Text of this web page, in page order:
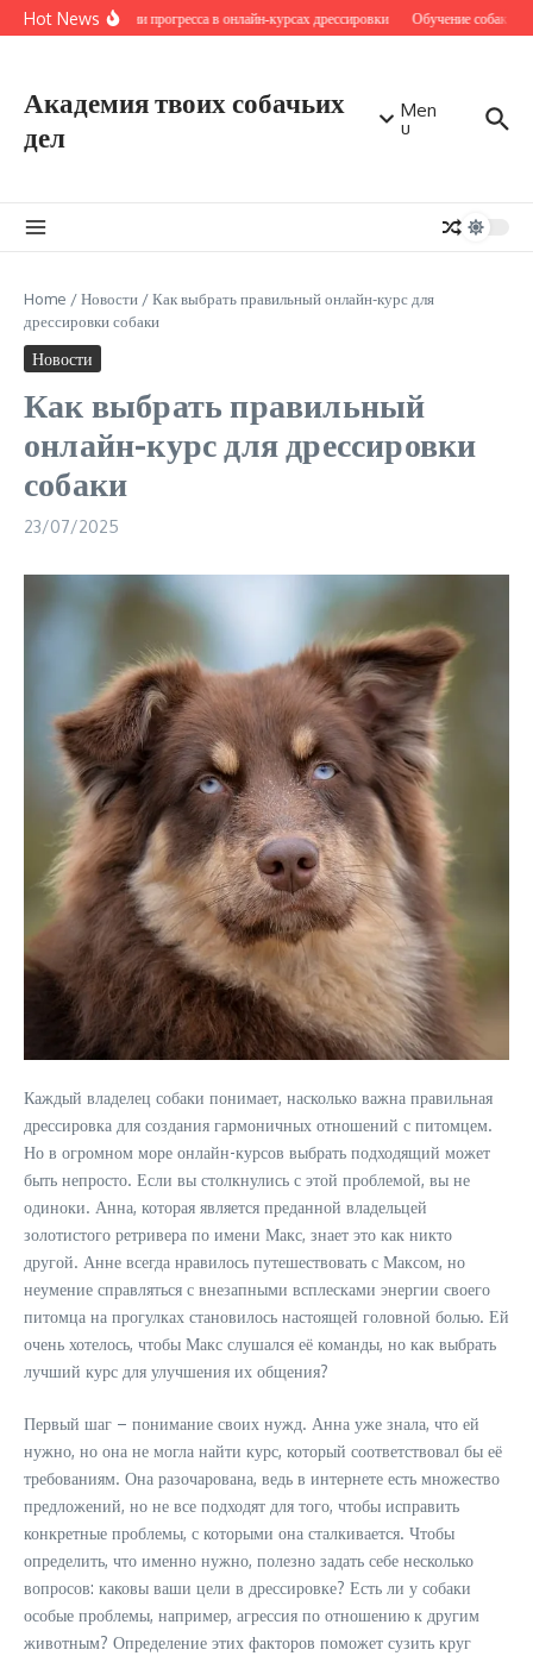
Перейти к содержанию
Hot NewsКритерии прогресса в онлайн‑курсах дрессировки Обучение собак
Академия твоих собачьих
дел
Men
u
Home /Новости /Как выбрать правильный онлайн-курс для
дрессировки собаки
Новости
Как выбрать правильный
онлайн-курс для дрессировки
собаки
23/07/2025
Каждый владелец собаки понимает, насколько важна правильная
дрессировка для создания гармоничных отношений с питомцем.
Но в огромном море онлайн-курсов выбрать подходящий может
быть непросто. Если вы столкнулись с этой проблемой, вы не
одиноки. Анна, которая является преданной владельцей
золотистого ретривера по имени Макс, знает это как никто
другой. Анне всегда нравилось путешествовать с Максом, но
неумение справляться с внезапными всплесками энергии своего
питомца на прогулках становилось настоящей головной болью. Ей
очень хотелось, чтобы Макс слушался её команды, но как выбрать
лучший курс для улучшения их общения?
Первый шаг – понимание своих нужд. Анна уже знала, что ей
нужно, но она не могла найти курс, который соответствовал бы её
требованиям. Она разочарована, ведь в интернете есть множество
предложений, но не все подходят для того, чтобы исправить
конкретные проблемы, с которыми она сталкивается. Чтобы
определить, что именно нужно, полезно задать себе несколько
вопросов: каковы ваши цели в дрессировке? Есть ли у собаки
особые проблемы, например, агрессия по отношению к другим
животным? Определение этих факторов поможет сузить круг